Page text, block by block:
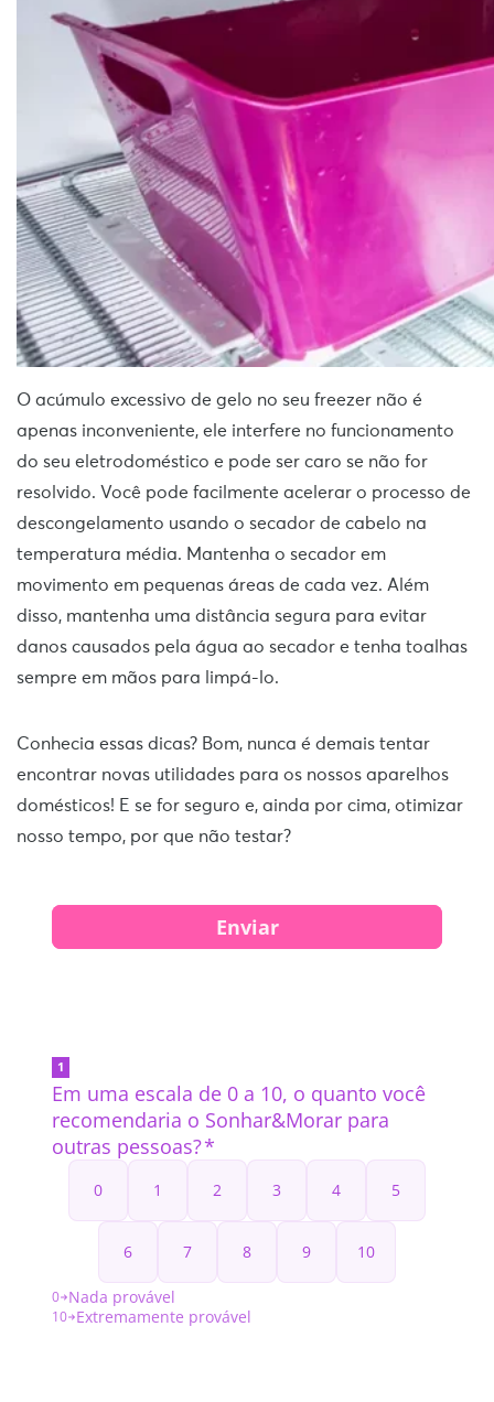
O acúmulo excessivo de gelo no seu freezer não é
apenas inconveniente, ele interfere no funcionamento
do seu eletrodoméstico e pode ser caro se não for
resolvido. Você pode facilmente acelerar o processo de
descongelamento usando o secador de cabelo na
temperatura média. Mantenha o secador em
movimento em pequenas áreas de cada vez. Além
disso, mantenha uma distância segura para evitar
danos causados ​​pela água ao secador e tenha toalhas
sempre em mãos para limpá-lo.
Conhecia essas dicas? Bom, nunca é demais tentar
encontrar novas utilidades para os nossos aparelhos
domésticos! E se for seguro e, ainda por cima, otimizar
nosso tempo, por que não testar?